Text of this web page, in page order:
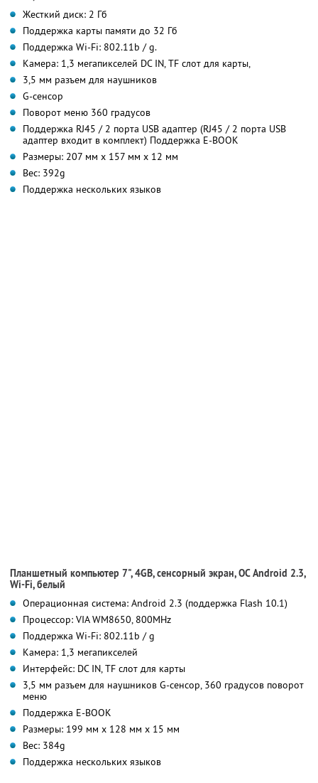
Жесткий диск: 2 Гб
Поддержка карты памяти до 32 Гб
Поддержка Wi-Fi: 802.11b / g.
Камера: 1,3 мегапикселей DC IN, TF слот для карты,
3,5 мм разъем для наушников
G-сенсор
Поворот меню 360 градусов
Поддержка RJ45 / 2 порта USB адаптер (RJ45 / 2 порта USB
адаптер входит в комплект) Поддержка E-BOOK
Размеры: 207 мм х 157 мм х 12 мм
Вес: 392g
Поддержка нескольких языков
Планшетный компьютер 7", 4GB, сенсорный экран, ОС Android 2.3,
Wi-Fi, белый
Операционная система: Android 2.3 (поддержка Flash 10.1)
Процессор: VIA WM8650, 800MHz
Поддержка Wi-Fi: 802.11b / g
Камера: 1,3 мегапикселей
Интерфейс: DC IN, TF слот для карты
3,5 мм разъем для наушников G-сенсор, 360 градусов поворот
меню
Поддержка E-BOOK
Размеры: 199 мм х 128 мм х 15 мм
Вес: 384g
Поддержка нескольких языков